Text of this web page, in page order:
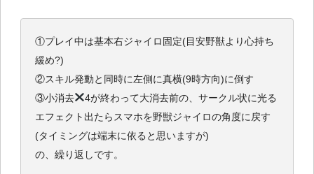
①プレイ中は基本右ジャイロ固定(目安野獣より心持ち
緩め?)
②スキル発動と同時に左側に真横(9時方向)に倒す
③小消去
4が終わって大消去前の、サークル状に光る
エフェクト出たらスマホを野獣ジャイロの角度に戻す
(タイミングは端末に依ると思いますが)
の、繰り返しです。